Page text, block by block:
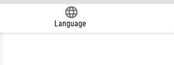
Language